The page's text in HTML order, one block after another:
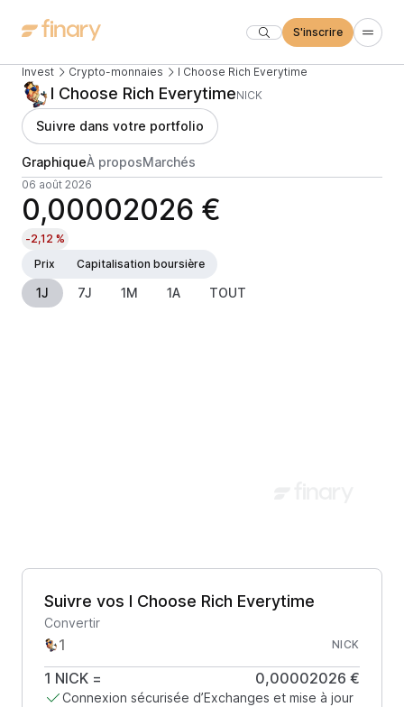
S'inscrire
Invest Crypto-monnaies I Choose Rich Everytime
I Choose Rich EverytimeNICK
Suivre dans votre portfolio
GraphiqueÀ proposMarchés
06 août 2026
0,00002026 €
-2,12 %
Prix
Capitalisation boursière
1J 7J 1M 1A TOUT
Suivre vos I Choose Rich Everytime
Convertir
NICK
1 NICK = 0,00002026 €
Connexion sécurisée d’Exchanges et mise à jour